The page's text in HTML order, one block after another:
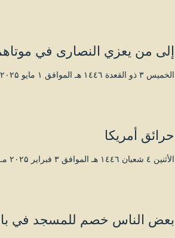
إلى من يعزي النصارى في
الخميس ۳ ذو القعدة ۱٤٤٦ هـ الموافق ۱ مايو ۲۰۲۵ مـ |
حرائق أمريكا
الأثنين ٤ شعبان ۱٤٤٦ هـ الموافق ۳ فبراير ۲۰۲۵ مـ |
بعض الناس خصم للمسجد في باب